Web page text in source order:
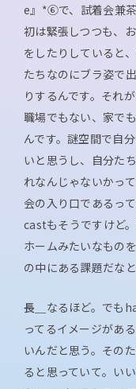
e』*⑥で、試着会兼
初は緊張しつつも、
をしたりしていると
たちなのにブラ姿で
りするんです。それ
職場でもない、家で
んです。謎空間で自
いと思うし、自分た
れなんじゃないかっ
会の入り口であるっ
castもそうですけど
ホームみたいなもの
の中にある課題だな
長＿ なるほど。でも
ってるイメージがあ
いんだと思う。その
ると思っていて。い